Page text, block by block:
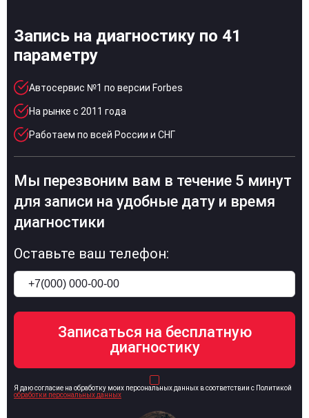
Запись на диагностику по 41
параметру
Автосервис №1 по версии Forbes
На рынке с 2011 года
Работаем по всей России и СНГ
Мы перезвоним вам в течение 5 минут
для записи на удобные дату и время
диагностики
Оставьте ваш телефон:
Я даю согласие на обработку моих персональных данных в соответствии с Политикой
обработки персональных данных